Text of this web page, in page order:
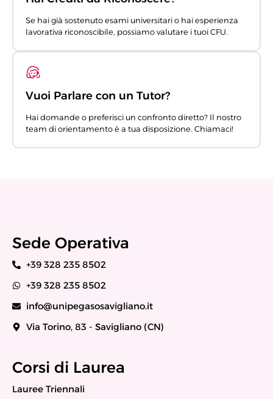
Se hai già sostenuto esami universitari o hai esperienza
lavorativa riconoscibile, possiamo valutare i tuoi CFU.
Vuoi Parlare con un Tutor?
Hai domande o preferisci un confronto diretto? Il nostro
team di orientamento è a tua disposizione. Chiamaci!
Sede Operativa
+39 328 235 8502
+39 328 235 8502
info@unipegasosavigliano.it
Via Torino, 83 - Savigliano (CN)
Corsi di Laurea
Lauree Triennali